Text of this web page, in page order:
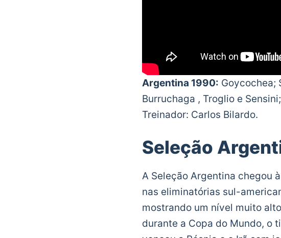
Argentina 1990: Goycochea;
Burruchaga , Troglio e
Treinador: Carlos Bilardo.
Seleção
A Seleção Argentina chegou
nas eliminatórias sul-
mostrando um nível muito
durante a Copa do Mundo, o